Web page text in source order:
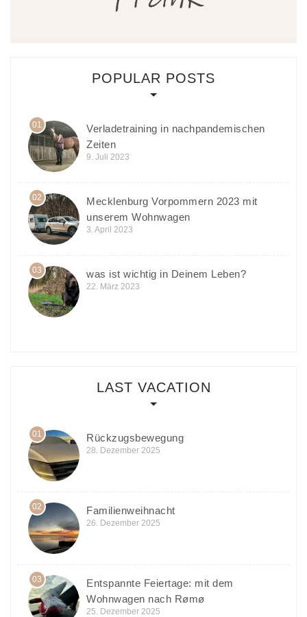
POPULAR POSTS
01
Verladetraining in nachpandemischen
Zeiten
9. Juli 2023
02
Mecklenburg Vorpommern 2023 mit
unserem Wohnwagen
3. April 2023
03 was ist wichtig in Deinem Leben?
22. März 2023
LAST VACATION
01 Rückzugsbewegung
28. Dezember 2025
02 Familienweihnacht
26. Dezember 2025
03
Entspannte Feiertage: mit dem
Wohnwagen nach Rømø
25. Dezember 2025